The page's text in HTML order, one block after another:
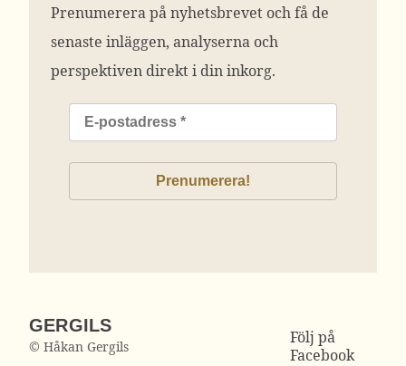
Prenumerera på nyhetsbrevet och få de
senaste inläggen, analyserna och
perspektiven direkt i din inkorg.
GERGILS
© Håkan Gergils
Följ på
Facebook